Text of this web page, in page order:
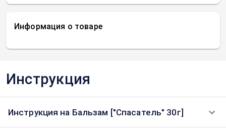
Информация о товаре
Инструкция
Инструкция на Бальзам ["Спасатель" 30г]